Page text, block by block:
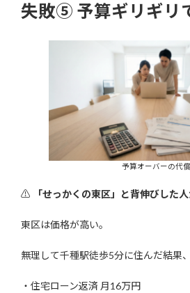
失敗⑤ 予算ギリギリ
予算オーバーの代償
⚠ 「せっかくの東区」と背伸びした
東区は価格が高い。
無理して千種駅徒歩5分に住んだ結果、
・住宅ローン返済 月16万円